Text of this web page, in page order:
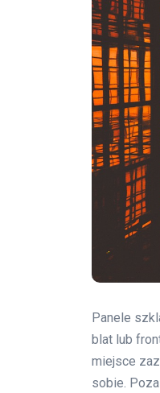
Panele
blat lub
miejsce
sobie.